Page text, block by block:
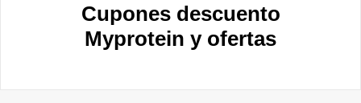
Cupones descuento
Myprotein y ofertas